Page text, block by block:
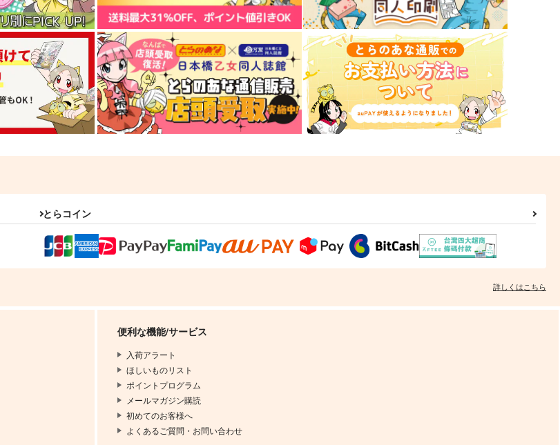
とらコイン
詳しくはこちら
便利な機能/サービス
入荷アラート
ほしいものリスト
ポイントプログラム
メールマガジン購読
初めてのお客様へ
よくあるご質問・お問い合わせ